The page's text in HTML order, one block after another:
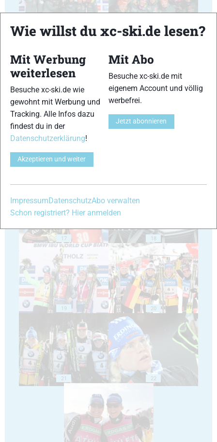
11 12
13
15
17 18
19 20
21 22
Wie willst du xc-ski.de lesen?
Mit Werbung
weiterlesen
Besuche xc-ski.de wie
gewohnt mit Werbung und
Tracking. Alle Infos dazu
findest du in der
Datenschutzerklärung!
Akzeptieren und weiter
Mit Abo
Besuche xc-ski.de mit
eigenem Account und völlig
werbefrei.
Jetzt abonnieren
Impressum DatenschutzAbo verwalten
Schon registriert? Hier anmelden